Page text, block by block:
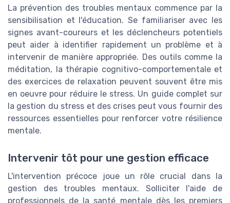
La prévention des troubles mentaux commence par la
sensibilisation et l'éducation. Se familiariser avec les
signes avant-coureurs et les déclencheurs potentiels
peut aider à identifier rapidement un problème et à
intervenir de manière appropriée. Des outils comme la
méditation, la thérapie cognitivo-comportementale et
des exercices de relaxation peuvent souvent être mis
en oeuvre pour réduire le stress. Un guide complet sur
la gestion du stress et des crises peut vous fournir des
ressources essentielles pour renforcer votre résilience
mentale.
Intervenir tôt pour une gestion efficace
L'intervention précoce joue un rôle crucial dans la
gestion des troubles mentaux. Solliciter l'aide de
professionnels de la santé mentale dès les premiers